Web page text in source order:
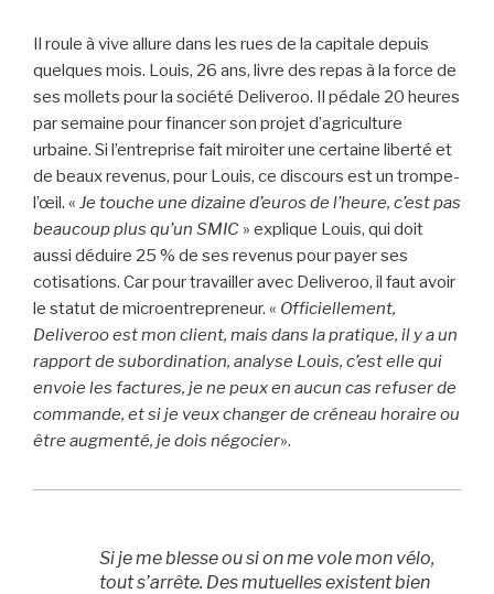
Il roule à vive allure dans les rues de la capitale depuis
quelques mois. Louis, 26 ans, livre des repas à la force de
ses mollets pour la société Deliveroo. Il pédale 20 heures
par semaine pour financer son projet d’agriculture
urbaine. Si l’entreprise fait miroiter une certaine liberté et
de beaux revenus, pour Louis, ce discours est un trompe-
l’œil. « Je touche une dizaine d’euros de l’heure, c’est pas
beaucoup plus qu’un SMIC » explique Louis, qui doit
aussi déduire 25 % de ses revenus pour payer ses
cotisations. Car pour travailler avec Deliveroo, il faut avoir
le statut de microentrepreneur. « Officiellement,
Deliveroo est mon client, mais dans la pratique, il y a un
rapport de subordination, analyse Louis, c’est elle qui
envoie les factures, je ne peux en aucun cas refuser de
commande, et si je veux changer de créneau horaire ou
être augmenté, je dois négocier».
Si je me blesse ou si on me vole mon vélo,
tout s’arrête. Des mutuelles existent bien